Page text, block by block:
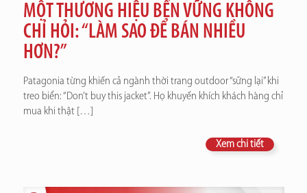
MỘT THƯƠNG HIỆU BỀN VỮNG KHÔNG
CHỈ HỎI: “LÀM SAO ĐỂ BÁN NHIỀU
HƠN?”
Patagonia từng khiến cả ngành thời trang outdoor “sững lại” khi
treo biển: “Don’t buy this jacket”. Họ khuyến khích khách hàng chỉ
mua khi thật […]
Xem chi tiết